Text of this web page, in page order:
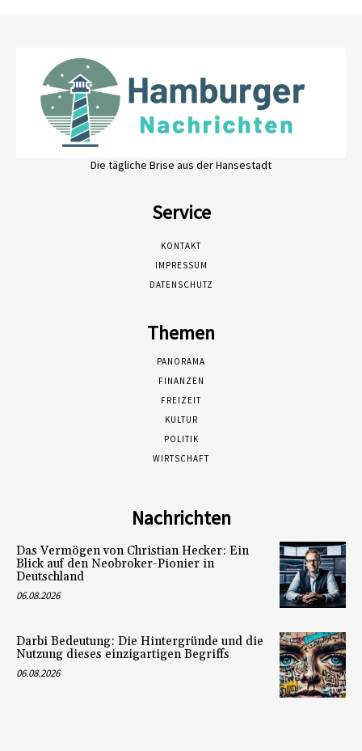
Die tägliche Brise aus der Hansestadt
Service
KONTAKT
IMPRESSUM
DATENSCHUTZ
Themen
PANORAMA
FINANZEN
FREIZEIT
KULTUR
POLITIK
WIRTSCHAFT
Nachrichten
Das Vermögen von Christian Hecker: Ein
Blick auf den Neobroker-Pionier in
Deutschland
06.08.2026
Darbi Bedeutung: Die Hintergründe und die
Nutzung dieses einzigartigen Begriffs
06.08.2026